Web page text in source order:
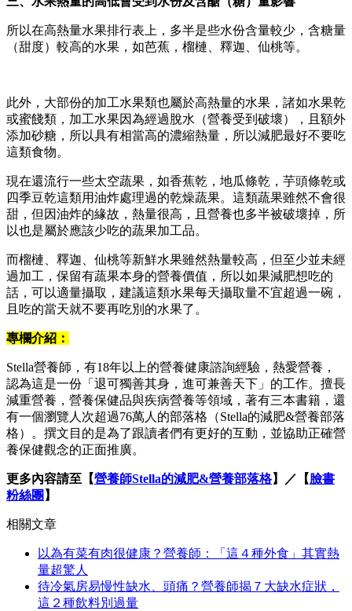
所以在高熱量水果排行表上，多半是些水份含量較少，含糖量
（甜度）較高的水果，如芭蕉，榴槤、釋迦、仙桃等。
此外，大部份的加工水果類也屬於高熱量的水果，諸如水果乾
或蜜餞類，加工水果因為經過脫水（營養受到破壞），且額外
添加砂糖，所以具有相當高的濃縮熱量，所以減肥最好不要吃
這類食物。
現在還流行一些太空蔬果，如香蕉乾，地瓜條乾，芋頭條乾或
四季豆乾這類用油炸處理過的乾燥蔬果。這類蔬果雖然不會很
甜，但因油炸的緣故，熱量很高，且營養也多半被破壞掉，所
以也是屬於應該少吃的蔬果加工品。
而榴槤、釋迦、仙桃等新鮮水果雖然熱量較高，但至少並未經
過加工，保留有蔬果本身的營養價值，所以如果減肥想吃的
話，可以適量攝取，建議這類水果每天攝取量不宜超過一碗，
且吃的當天就不要再吃別的水果了。
專欄介紹：
Stella營養師，有18年以上的營養健康諮詢經驗，熱愛營養，
認為這是一份「退可獨善其身，進可兼善天下」的工作。擅長
減重營養，營養保健品與疾病營養等領域，著有三本書籍，還
有一個瀏覽人次超過76萬人的部落格（Stella的減肥&營養部落
格）。撰文目的是為了跟讀者們有更好的互動，並協助正確營
養保健觀念的正面推廣。
更多內容請至【營養師Stella的減肥&營養部落格】／【臉書
粉絲團 】
相關文章
以為有菜有肉很健康？營養師：「這４種外食」其實熱
量超驚人
待冷氣房易慢性缺水、頭痛？營養師揭７大缺水症狀，
這２種飲料別過量